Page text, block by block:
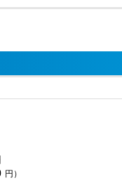
円）